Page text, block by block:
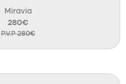
Miravia
280€
P.V.P 280€